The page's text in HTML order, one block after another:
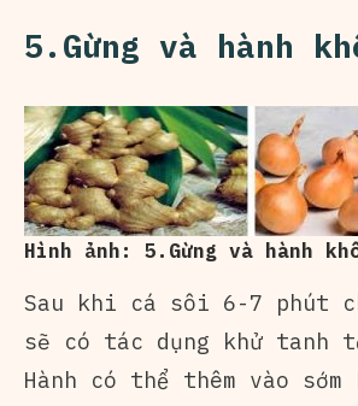
5.Gừng và hành
Hình ảnh: 5.Gừng và hành
Sau khi cá sôi 6-7 phút
sẽ có tác dụng khử tanh
Hành có thể thêm vào